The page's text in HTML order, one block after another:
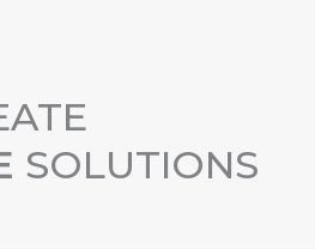
SOLUTIONS